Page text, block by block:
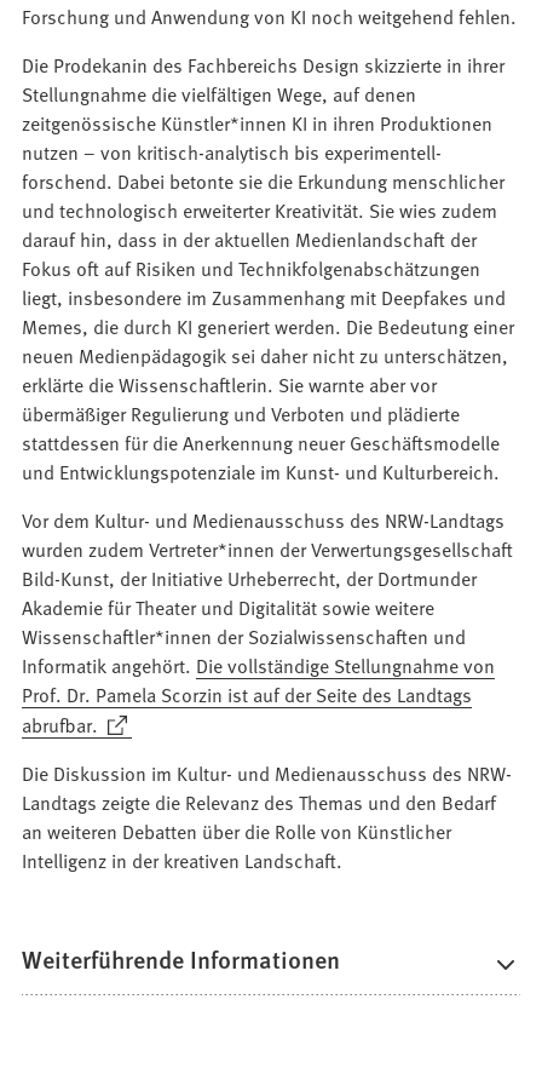
Forschung und Anwendung von KI noch weitgehend fehlen.
Die Prodekanin des Fachbereichs Design skizzierte in ihrer
Stellungnahme die vielfältigen Wege, auf denen
zeitgenössische Künstler*innen KI in ihren Produktionen
nutzen – von kritisch-analytisch bis experimentell-
forschend. Dabei betonte sie die Erkundung menschlicher
und technologisch erweiterter Kreativität. Sie wies zudem
darauf hin, dass in der aktuellen Medienlandschaft der
Fokus oft auf Risiken und Technikfolgenabschätzungen
liegt, insbesondere im Zusammenhang mit Deepfakes und
Memes, die durch KI generiert werden. Die Bedeutung einer
neuen Medienpädagogik sei daher nicht zu unterschätzen,
erklärte die Wissenschaftlerin. Sie warnte aber vor
übermäßiger Regulierung und Verboten und plädierte
stattdessen für die Anerkennung neuer Geschäftsmodelle
und Entwicklungspotenziale im Kunst- und Kulturbereich.
Vor dem Kultur- und Medienausschuss des NRW-Landtags
wurden zudem Vertreter*innen der Verwertungsgesellschaft
Bild-Kunst, der Initiative Urheberrecht, der Dortmunder
Akademie für Theater und Digitalität sowie weitere
Wissenschaftler*innen der Sozialwissenschaften und
Informatik angehört. Die vollständige Stellungnahme von
Prof. Dr. Pamela Scorzin ist auf der Seite des Landtags
abrufbar.
(Öffnet
einem
neuen
Tab)
Die Diskussion im Kultur- und Medienausschuss des NRW-
Landtags zeigte die Relevanz des Themas und den Bedarf
an weiteren Debatten über die Rolle von Künstlicher
Intelligenz in der kreativen Landschaft.
Weiterführende Informationen